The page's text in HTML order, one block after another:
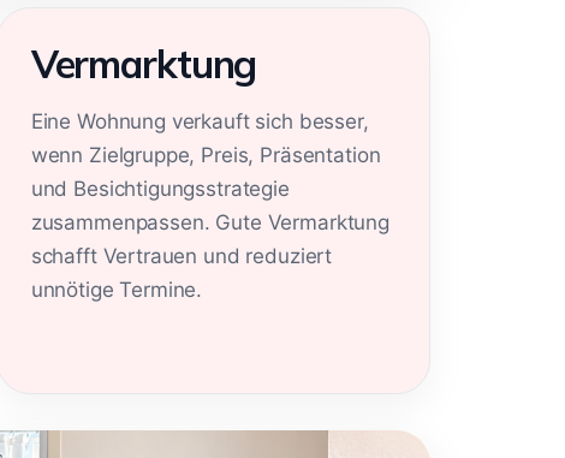
Vermarktung
Eine Wohnung verkauft sich besser,
wenn Zielgruppe, Preis, Präsentation
und Besichtigungsstrategie
zusammenpassen. Gute Vermarktung
schafft Vertrauen und reduziert
unnötige Termine.